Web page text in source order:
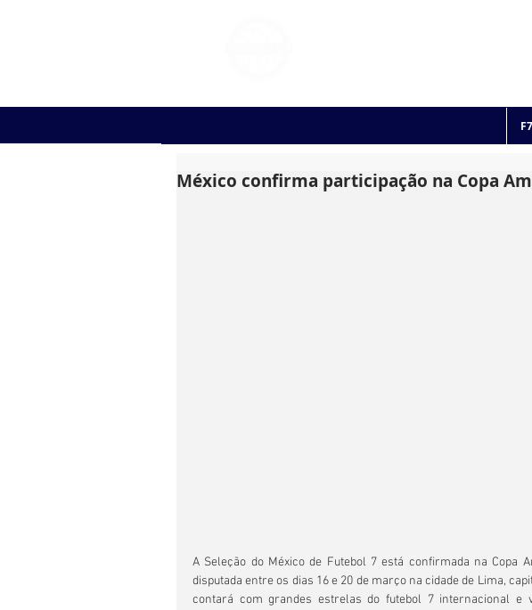
México confirma participação na Copa
A Seleção do México de Futebol 7 está confirmada na Copa
disputada entre os dias 16 e 20 de março na cidade de Lima,
contará com grandes estrelas do futebol 7 internacional e